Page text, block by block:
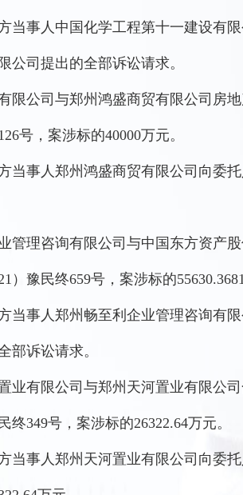
当事人中国化学工程第十一建设有
公司提出的全部诉讼请求。
限公司与郑州鸿盛商贸有限公司房
号，案涉标的40000万元。
当事人郑州鸿盛商贸有限公司向委
管理咨询有限公司与中国东方资产
）豫民终659号，案涉标的
当事人郑州畅至利企业管理咨询有
部诉讼请求。
业有限公司与郑州天河置业有限公
终349号，案涉标的26322.64万元。
当事人郑州天河置业有限公司向委